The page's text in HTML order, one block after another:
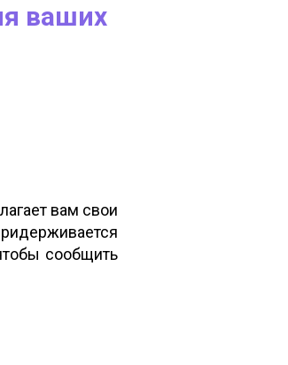
ваших
вам свои
сообщить